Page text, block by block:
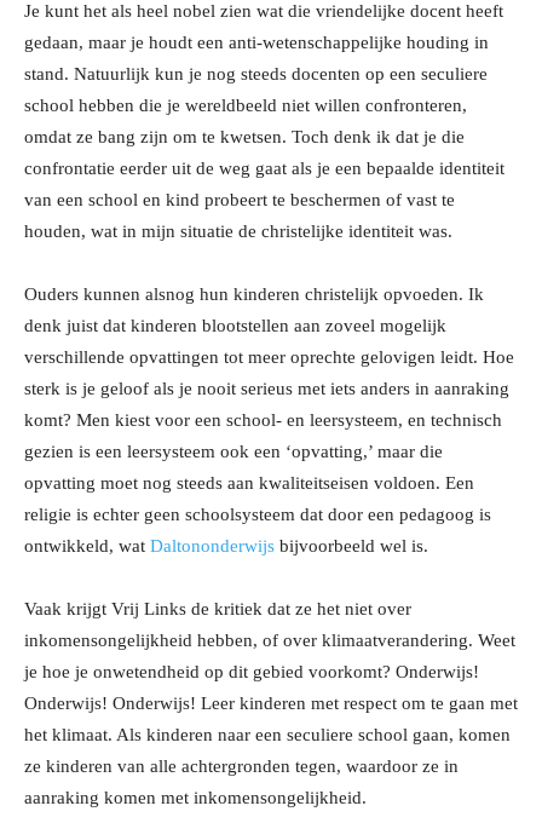
Je kunt het als heel nobel zien wat die vriendelijke docent heeft
gedaan, maar je houdt een anti-wetenschappelijke houding in
stand. Natuurlijk kun je nog steeds docenten op een seculiere
school hebben die je wereldbeeld niet willen confronteren,
omdat ze bang zijn om te kwetsen. Toch denk ik dat je die
confrontatie eerder uit de weg gaat als je een bepaalde identiteit
van een school en kind probeert te beschermen of vast te
houden, wat in mijn situatie de christelijke identiteit was.
Ouders kunnen alsnog hun kinderen christelijk opvoeden. Ik
denk juist dat kinderen blootstellen aan zoveel mogelijk
verschillende opvattingen tot meer oprechte gelovigen leidt. Hoe
sterk is je geloof als je nooit serieus met iets anders in aanraking
komt? Men kiest voor een school- en leersysteem, en technisch
gezien is een leersysteem ook een ‘opvatting,’ maar die
opvatting moet nog steeds aan kwaliteitseisen voldoen. Een
religie is echter geen schoolsysteem dat door een pedagoog is
ontwikkeld, wat Daltononderwijs bijvoorbeeld wel is.
Vaak krijgt Vrij Links de kritiek dat ze het niet over
inkomensongelijkheid hebben, of over klimaatverandering. Weet
je hoe je onwetendheid op dit gebied voorkomt? Onderwijs!
Onderwijs! Onderwijs! Leer kinderen met respect om te gaan met
het klimaat. Als kinderen naar een seculiere school gaan, komen
ze kinderen van alle achtergronden tegen, waardoor ze in
aanraking komen met inkomensongelijkheid.